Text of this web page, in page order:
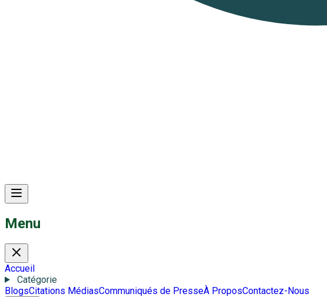
Menu
Accueil
Catégorie
BlogsCitations MédiasCommuniqués de PresseÀ ProposContactez-Nous